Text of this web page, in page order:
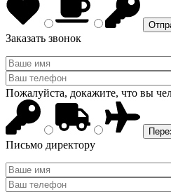
Заказать звонок
Пожалуйста, докажите, что вы
Письмо директору